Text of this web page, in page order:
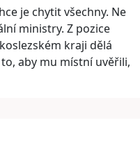
je chytit všechny. Ne
ministry. Z pozice
kraji dělá
aby mu místní uvěřili,